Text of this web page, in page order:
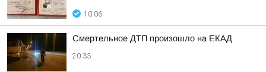
10:06
Смертельное ДТП произошло на ЕКАД
20:33